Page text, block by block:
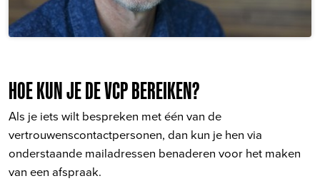
HOE KUN JE DE VCP BEREIKEN?
Als je iets wilt bespreken met één van de
vertrouwenscontactpersonen, dan kun je hen via
onderstaande mailadressen benaderen voor het maken
van een afspraak.